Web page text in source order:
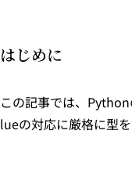
はじめに
この記事では、
lueの対応に厳格に型